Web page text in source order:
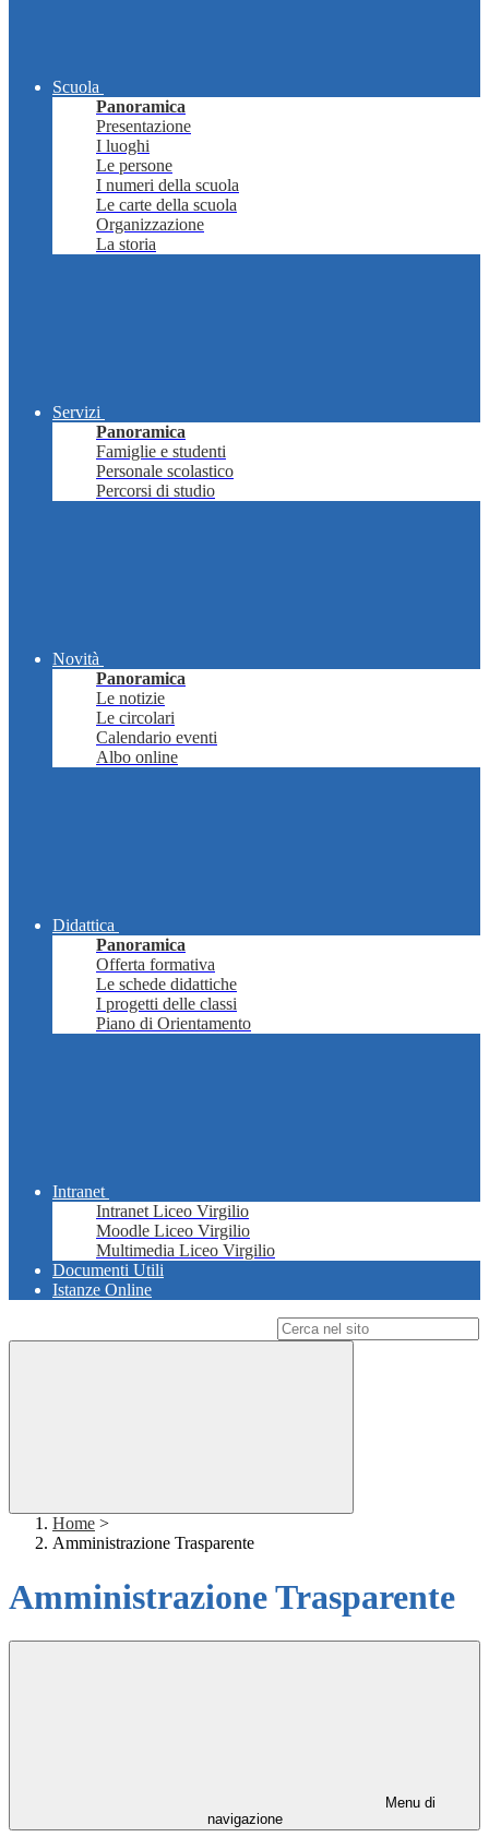
Scuola
Panoramica
Presentazione
I luoghi
Le persone
I numeri della scuola
Le carte della scuola
Organizzazione
La storia
Servizi
Panoramica
Famiglie e studenti
Personale scolastico
Percorsi di studio
Novità
Panoramica
Le notizie
Le circolari
Calendario eventi
Albo online
Didattica
Panoramica
Offerta formativa
Le schede didattiche
I progetti delle classi
Piano di Orientamento
Intranet
Intranet Liceo Virgilio
Moodle Liceo Virgilio
Multimedia Liceo Virgilio
Documenti Utili
Istanze Online
Home >
Amministrazione Trasparente
Amministrazione Trasparente
Menu di
navigazione